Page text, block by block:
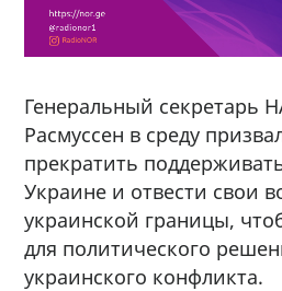
Генеральный секретарь
Расмуссен в среду
прекратить
Украине и отвести свои
украинской границы,
для политического
украинского конфликта.